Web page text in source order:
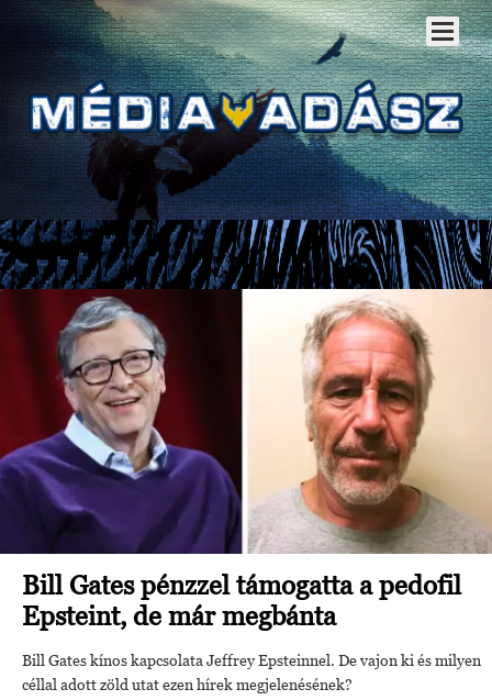
Bill Gates pénzzel támogatta a pedofil
Epsteint, de már megbánta
Bill Gates kínos kapcsolata Jeffrey Epsteinnel. De vajon ki és milyen
céllal adott zöld utat ezen hírek megjelenésének?